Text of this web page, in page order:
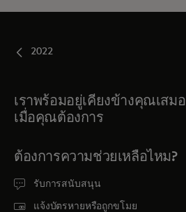
2022
เราพร้อมอยู่เคียงข้างคุณเสมอ
เมื่อคุณต้องการ
ต้องการความช่วยเหลือไหม?
รับการสนับสนุน
แจ้งบัตรหายหรือถูกขโมย